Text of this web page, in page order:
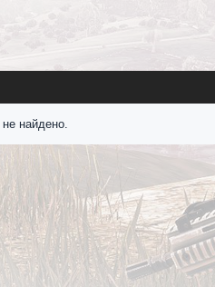
найдено.